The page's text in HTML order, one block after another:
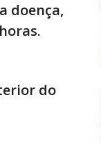
doença,
do